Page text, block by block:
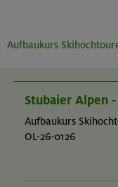
Aufbaukurs
Stubaier Alpen
Aufbaukurs
OL-26-0126